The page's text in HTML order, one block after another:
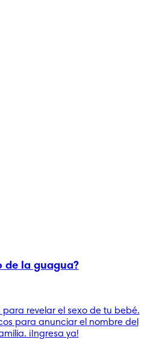
de la guagua?
revelar el sexo de tu bebé.
para anunciar el nombre del
¡Ingresa ya!